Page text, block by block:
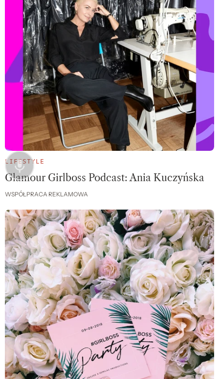
LIFESTYLE
Glamour Girlboss Podcast: Ania Kuczyńska
WSPÓŁPRACA REKLAMOWA